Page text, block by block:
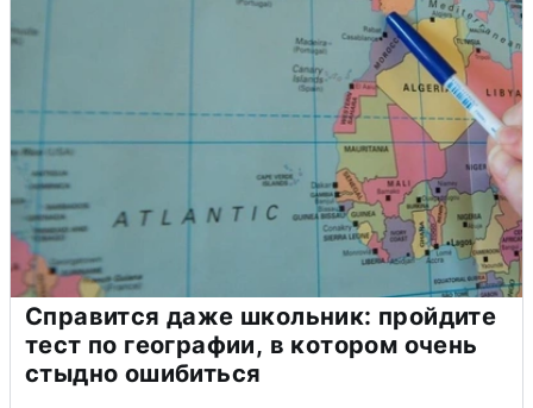
Справится даже школьник: пройдите
тест по географии, в котором очень
стыдно ошибиться